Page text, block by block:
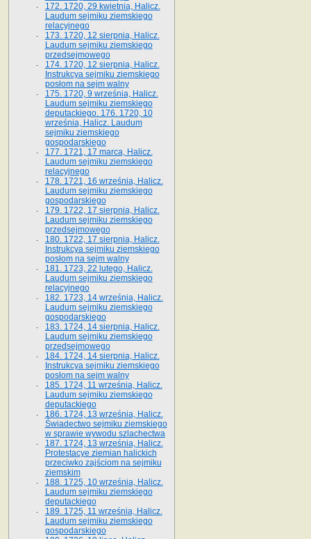
172. 1720, 29 kwietnia, Halicz.
Laudum sejmiku ziemskiego
relacyjnego
173. 1720, 12 sierpnia, Halicz.
Laudum sejmiku ziemskiego
przedsejmowego
174. 1720, 12 sierpnia, Halicz.
Instrukcya sejmiku ziemskiego
posłom na sejm walny
175. 1720, 9 września, Halicz.
Laudum sejmiku ziemskiego
deputackiego. 176. 1720, 10
września, Halicz. Laudum
sejmiku ziemskiego
gospodarskiego
177. 1721, 17 marca, Halicz.
Laudum sejmiku ziemskiego
relacyjnego
178. 1721, 16 września, Halicz.
Laudum sejmiku ziemskiego
gospodarskiego
179. 1722, 17 sierpnia, Halicz.
Laudum sejmiku ziemskiego
przedsejmowego
180. 1722, 17 sierpnia, Halicz.
Instrukcya sejmiku ziemskiego
posłom na sejm walny
181. 1723, 22 lutego, Halicz.
Laudum sejmiku ziemskiego
relacyjnego
182. 1723, 14 września, Halicz.
Laudum sejmiku ziemskiego
gospodarskiego
183. 1724, 14 sierpnia, Halicz.
Laudum sejmiku ziemskiego
przedsejmowego
184. 1724, 14 sierpnia, Halicz.
Instrukcya sejmiku ziemskiego
posłom na sejm walny
185. 1724, 11 września, Halicz.
Laudum sejmiku ziemskiego
deputackiego
186. 1724, 13 września, Halicz.
Świadectwo sejmiku ziemskiego
w sprawie wywodu szlachectwa
187. 1724, 13 września, Halicz.
Protestacye ziemian halickich
przeciwko zajściom na sejmiku
ziemskim
188. 1725, 10 września, Halicz.
Laudum sejmiku ziemskiego
deputackiego
189. 1725, 11 września, Halicz.
Laudum sejmiku ziemskiego
gospodarskiego